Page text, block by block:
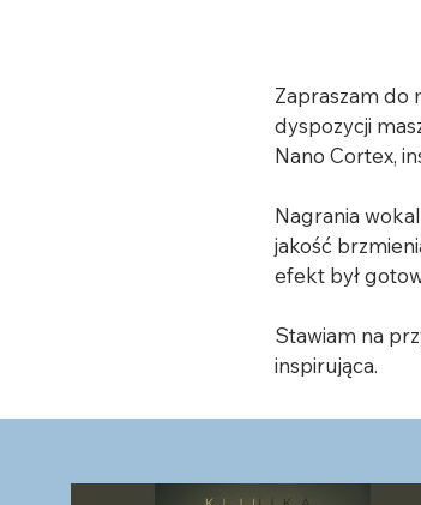
Zapraszam do
dyspozycji
Nano Cortex,
Nagrania
jakość
efekt był
Stawiam na
inspirująca.